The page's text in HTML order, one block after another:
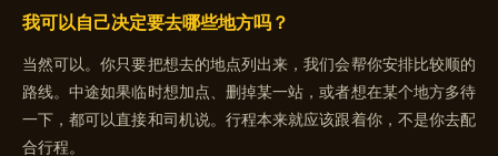
我可以自己决定要去哪些地方吗？
当然可以。你只要把想去的地点列出来，我们会帮你安排比较顺的
路线。中途如果临时想加点、删掉某一站，或者想在某个地方多待
一下，都可以直接和司机说。行程本来就应该跟着你，不是你去配
合行程。